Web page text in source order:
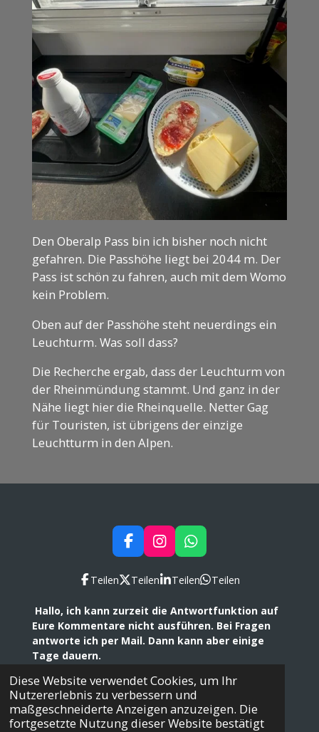
Diese Website verwendet Cookies, um Ihr
Nutzererlebnis zu verbessern und
maßgeschneiderte Anzeigen anzuzeigen. Die
fortgesetzte Nutzung dieser Website bestätigt
Den Oberalp Pass bin ich bisher noch nicht
gefahren. Die Passhöhe liegt bei 2044 m. Der
Pass ist schön zu fahren, auch mit dem Womo
kein Problem.
Oben auf der Passhöhe steht neuerdings ein
Leuchturm. Was soll dass?
Die Recherche ergab, dass der Leuchturm von
der Rheinmündung stammt. Und ganz in der
Nähe liegt hier die Rheinquelle. Netter Gag
für Touristen, ist übrigens der einzige
Leuchtturm in den Alpen.
F
a
c
e
o
o
k
I
n
s
t
a
g
r
a
m
W
h
a
t
A
p
p
Teilen Teilen Teilen Teilen
Hallo, ich kann zurzeit die Antwortfunktion auf
Eure Kommentare nicht ausführen. Bei Fragen
antworte ich per Mail. Dann kann aber einige
Tage dauern.
vorbehalten.
Mit Unterstützung vonWebador